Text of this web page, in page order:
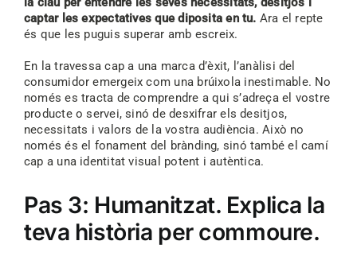
captar les expectatives que diposita en tu. Ara el repte
és que les puguis superar amb escreix.
En la travessa cap a una marca d’èxit, l’anàlisi del
consumidor emergeix com una brúixola inestimable. No
només es tracta de comprendre a qui s’adreça el vostre
producte o servei, sinó de desxifrar els desitjos,
necessitats i valors de la vostra audiència. Això no
només és el fonament del brànding, sinó també el camí
cap a una identitat visual potent i autèntica.
Pas 3: Humanitzat. Explica la
teva història per commoure.